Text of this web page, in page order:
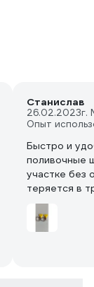
Станислав
26.02.2023г.
Опыт
Быстро и
поливочные
участке без
теряется в